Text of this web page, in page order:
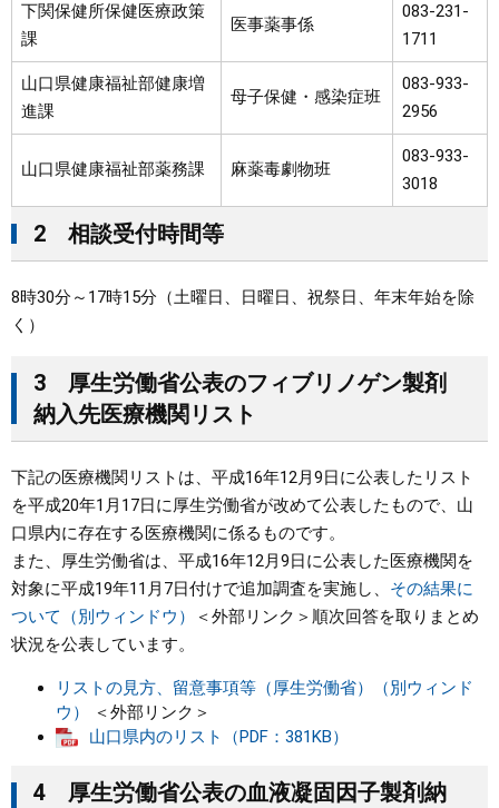
下関保健所保健医療政策
課
医事薬事係
083-231-
1711
山口県健康福祉部健康増
進課
母子保健・感染症班
083-933-
2956
山口県健康福祉部薬務課 麻薬毒劇物班
083-933-
3018
2 相談受付時間等
8時30分～17時15分（土曜日、日曜日、祝祭日、年末年始を除
く）
3 厚生労働省公表のフィブリノゲン製剤
納入先医療機関リスト
下記の医療機関リストは、平成16年12月9日に公表したリスト
を平成20年1月17日に厚生労働省が改めて公表したもので、山
口県内に存在する医療機関に係るものです。
また、厚生労働省は、平成16年12月9日に公表した医療機関を
対象に平成19年11月7日付けで追加調査を実施し、 その結果に
ついて（別ウィンドウ）
＜外部リンク＞ 順次回答を取りまとめ
状況を公表しています。
リストの見方、留意事項等（厚生労働省）（別ウィンド
ウ）
＜外部リンク＞
山口県内のリスト（PDF：381KB）
4 厚生労働省公表の血液凝固因子製剤納